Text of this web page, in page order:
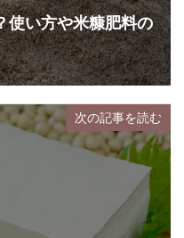
使い方や米糠肥料の
次の記事を読む